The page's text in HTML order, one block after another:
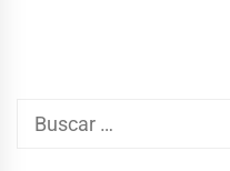
Buscar: